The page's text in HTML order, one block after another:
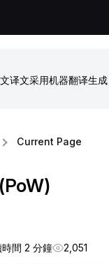
译文采用机器翻译生
Current Page
時間 2 分鐘 2,051